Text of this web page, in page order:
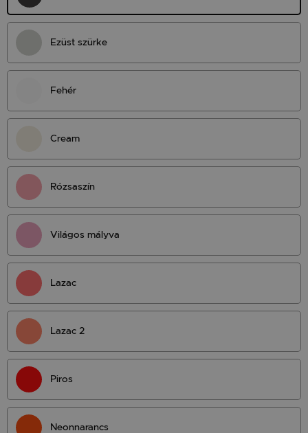
Ezüst szürke
Fehér
Cream
Rózsaszín
Világos mályva
Lazac
Lazac 2
Piros
Neonnarancs